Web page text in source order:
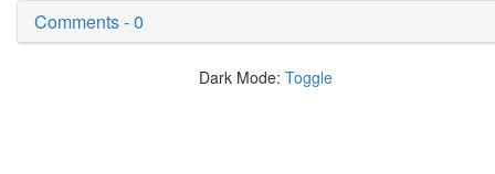
Comments - 0
Dark Mode: Toggle